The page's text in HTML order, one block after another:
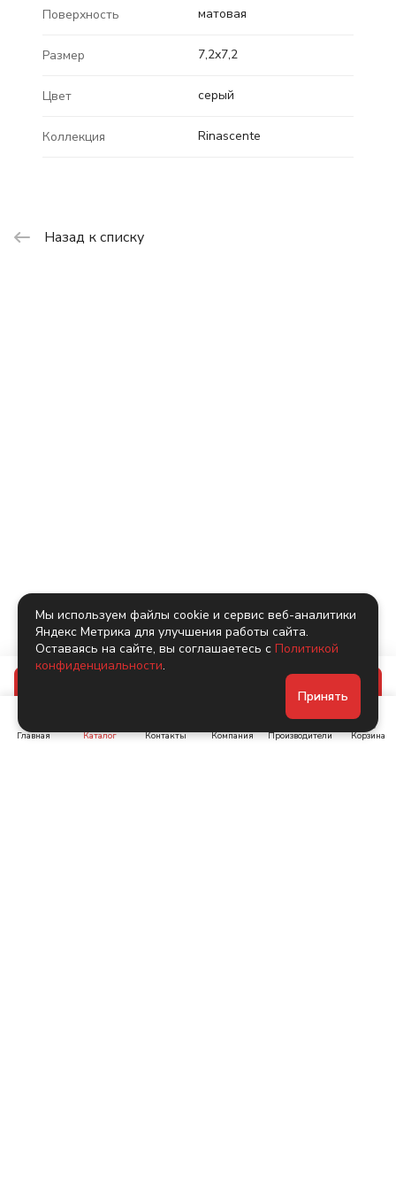
Поверхность матовая
Размер 7,2x7,2
Цвет серый
Коллекция Rinascente
Назад к списку
Главная Каталог Контакты Компания Производители Корзина
Мы используем файлы cookie и сервис веб-аналитики
Яндекс Метрика для улучшения работы сайта.
Оставаясь на сайте, вы соглашаетесь с Политикой
конфиденциальности.
Принять